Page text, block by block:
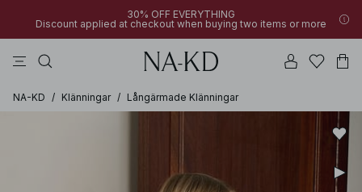
30% OFF EVERYTHING
Discount applied at checkout when buying two items or more
NA-KD / Klänningar / Långärmade Klänningar